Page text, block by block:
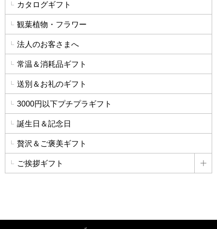
カタログギフト
観葉植物・フラワー
法人のお客さまへ
常温＆消耗品ギフト
送別＆お礼のギフト
3000円以下プチプラギフト
誕生日＆記念日
贅沢＆ご褒美ギフト
ご挨拶ギフト 詳